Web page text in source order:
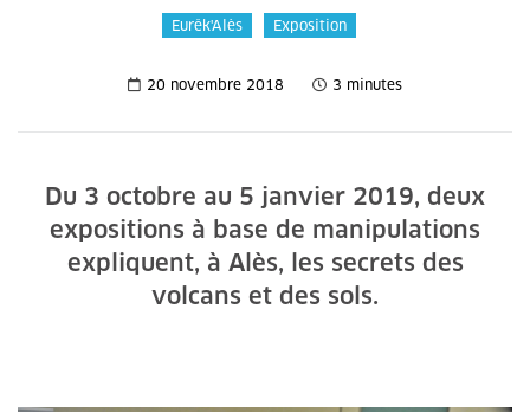
Eurêk'Alès Exposition
20 novembre 2018 3 minutes
Du 3 octobre au 5 janvier 2019, deux
expositions à base de manipulations
expliquent, à Alès, les secrets des
volcans et des sols.